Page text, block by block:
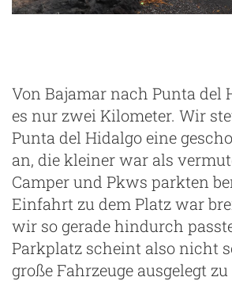
Von Bajamar nach Punta del
es nur zwei Kilometer. Wir
Punta del Hidalgo eine
an, die kleiner war als
Camper und Pkws parkten
Einfahrt zu dem Platz war
wir so gerade hindurch
Parkplatz scheint also nicht
große Fahrzeuge ausgelegt zu